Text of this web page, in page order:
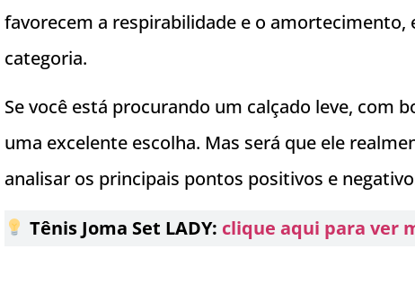
favorecem a respirabilidade e o amortecimento,
categoria.
Se você está procurando um calçado leve, com
uma excelente escolha. Mas será que ele
analisar os principais pontos positivos e
Tênis Joma Set LADY: clique aqui para ver